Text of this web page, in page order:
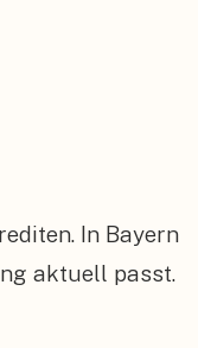
In Bayern
aktuell passt.